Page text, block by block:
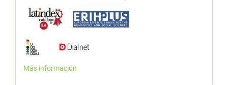
Más información